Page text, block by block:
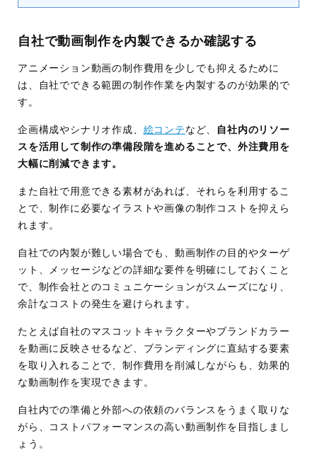
自社で動画制作を内製できるか確認する
アニメーション動画の制作費用を少しでも抑えるために
は、自社でできる範囲の制作作業を内製するのが効果的で
す。
企画構成やシナリオ作成、 絵コンテ など、
自社内のリソー
スを活用して制作の準備段階を進めることで、外注費用を
大幅に削減できます。
また自社で用意できる素材があれば、それらを利用するこ
とで、制作に必要なイラストや画像の制作コストを抑えら
れます。
自社での内製が難しい場合でも、動画制作の目的やターゲ
ット、メッセージなどの詳細な要件を明確にしておくこと
で、制作会社とのコミュニケーションがスムーズになり、
余計なコストの発生を避けられます。
たとえば自社のマスコットキャラクターやブランドカラー
を動画に反映させるなど、ブランディングに直結する要素
を取り入れることで、制作費用を削減しながらも、効果的
な動画制作を実現できます。
自社内での準備と外部への依頼のバランスをうまく取りな
がら、コストパフォーマンスの高い動画制作を目指しまし
ょう。